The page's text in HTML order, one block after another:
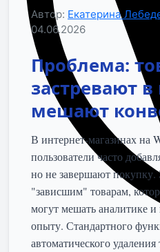
Автор: Екатерина
04.06.2026
Проблема:
застревают
мешают
В интернет-магазинах на
пользователи часто
но не завершают
"зависшим" товарам,
могут мешать аналитике и
опыту. Стандартного
автоматического